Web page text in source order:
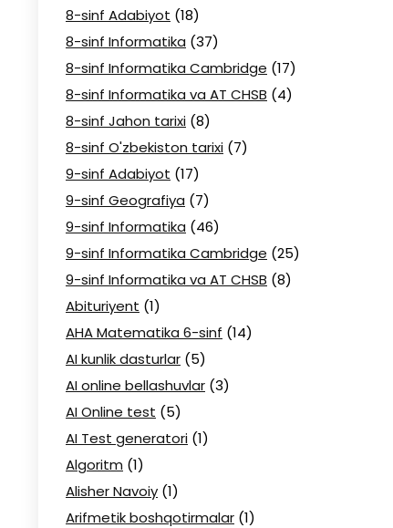
8-sinf Adabiyot (18)
8-sinf Informatika (37)
8-sinf Informatika Cambridge (17)
8-sinf Informatika va AT CHSB (4)
8-sinf Jahon tarixi (8)
8-sinf O'zbekiston tarixi (7)
9-sinf Adabiyot (17)
9-sinf Geografiya (7)
9-sinf Informatika (46)
9-sinf Informatika Cambridge (25)
9-sinf Informatika va AT CHSB (8)
Abituriyent (1)
AHA Matematika 6-sinf (14)
AI kunlik dasturlar (5)
AI online bellashuvlar (3)
AI Online test (5)
AI Test generatori (1)
Algoritm (1)
Alisher Navoiy (1)
Arifmetik boshqotirmalar (1)